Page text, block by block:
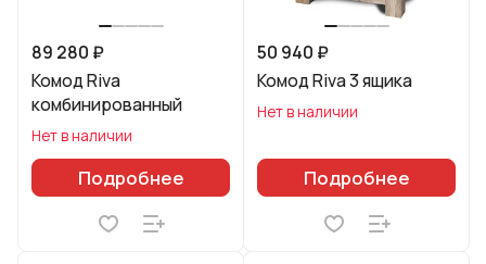
89 280 ₽
Комод Riva
комбинированный
Нет в наличии
Подробнее
50 940 ₽
Комод Riva 3 ящика
Нет в наличии
Подробнее